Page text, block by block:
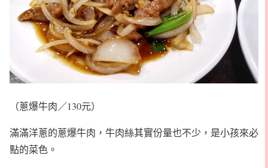
（蔥爆牛肉／130元）
滿滿洋蔥的蔥爆牛肉，牛肉絲其實份量也不少，是小孩來必
點的菜色。